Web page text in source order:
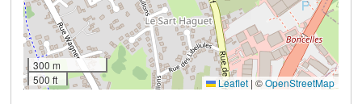
300 m
500 ft
Leaflet | ©OpenStreetMap